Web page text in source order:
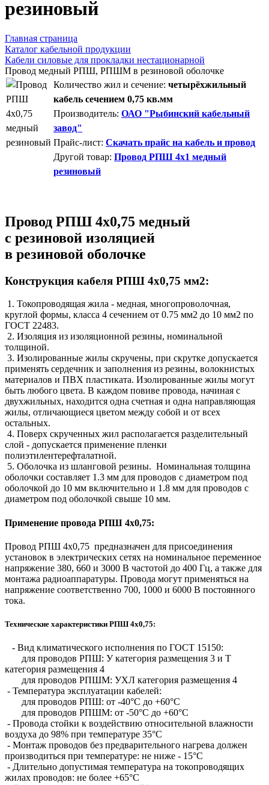
резиновый
Главная страница
Каталог кабельной продукции
Кабели силовые для прокладки нестационарной
Провод медный РПШ, РПШМ в резиновой оболочке
Количество жил и сечение: четырёхжильный
кабель сечением 0,75 кв.мм
Производитель: ОАО "Рыбинский кабельный
завод"
Прайс-лист: Скачать прайс на кабель и провод
Другой товар: Провод РПШ 4x1 медный
резиновый
Провод РПШ 4х0,75 медный
с резиновой изоляцией
в резиновой оболочке
Конструкция кабеля РПШ 4х0,75 мм2:
1. Токопроводящая жила - медная, многопроволочная,
круглой формы, класса 4 сечением от 0.75 мм2 до 10 мм2 по
ГОСТ 22483.
2. Изоляция из изоляционной резины, номинальной
толщиной.
3. Изолированные жилы скручены, при скрутке допускается
применять сердечник и заполнения из резины, волокнистых
материалов и ПВХ пластиката. Изолированные жилы могут
быть любого цвета. В каждом повиве провода, начиная с
двухжильных, находится одна счетная и одна направляющая
жилы, отличающиеся цветом между собой и от всех
остальных.
4. Поверх скрученных жил располагается разделительный
слой - допускается применение пленки
полиэтилентерефталатной.
5. Оболочка из шланговой резины. Номинальная толщина
оболочки составляет 1.3 мм для проводов с диаметром под
оболочкой до 10 мм включительно и 1.8 мм для проводов с
диаметром под оболочкой свыше 10 мм.
Применение провода РПШ 4х0,75:
Провод РПШ 4х0,75 предназначен для присоединения
установок в электрических сетях на номинальное переменное
напряжение 380, 660 и 3000 В частотой до 400 Гц, а также для
монтажа радиоаппаратуры. Провода могут применяться на
напряжение соответственно 700, 1000 и 6000 В постоянного
тока.
Технические характеристики РПШ 4х0,75:
- Вид климатического исполнения по ГОСТ 15150:
для проводов РПШ: У категория размещения 3 и Т
категория размещения 4
для проводов РПШМ: УХЛ категория размещения 4
- Температура эксплуатации кабелей:
для проводов РПШ: от -40°С до +60°С
для проводов РПШМ: от -50°С до +60°С
- Провода стойки к воздействию относительной влажности
воздуха до 98% при температуре 35°С
- Монтаж проводов без предварительного нагрева должен
производиться при температуре: не ниже - 15°С
- Длительно допустимая температура на токопроводящих
жилах проводов: не более +65°С